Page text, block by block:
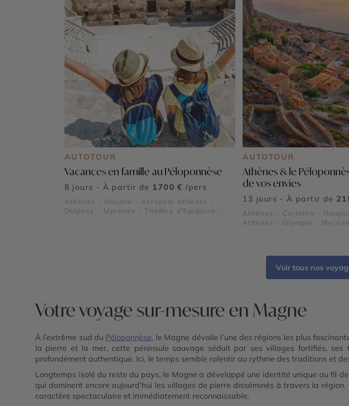
AUTOTOUR
Vacances en famille au Péloponnèse
8 jours - À partir de 1700 € /pers
Athènes - Nauplie - Acropole Athènes -
Delphes - Mycènes - Théâtre d'Epidaure -
AUTOTOUR
Athènes & le
de vos envies
13 jours - À partir de
Athènes - Corinthe -
Athènes - Olympie -
Voir tous nos
Votre voyage sur-mesure en Magne
À l’extrême sud du Péloponnèse, le Magne dévoile l’une des régions les plus
la pierre et la mer, cette péninsule sauvage séduit par ses villages fortifiés, ses
profondément authentique. Ici, le temps semble ralentir au rythme des traditions et
Longtemps isolé du reste du pays, le Magne a développé une identité unique au fil
qui dominent encore aujourd’hui les villages de pierre disséminés à travers la
caractère spectaculaire et immédiatement reconnaissable.